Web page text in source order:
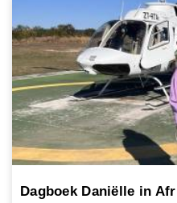
Dagboek Daniëlle in